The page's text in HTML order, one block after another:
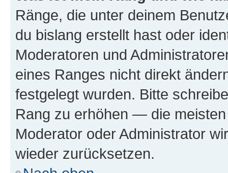
Ränge, die unter deinem
du bislang erstellt hast oder
Moderatoren und
eines Ranges nicht direkt
festgelegt wurden. Bitte
Rang zu erhöhen — die
Moderator oder Administrator
wieder zurücksetzen.